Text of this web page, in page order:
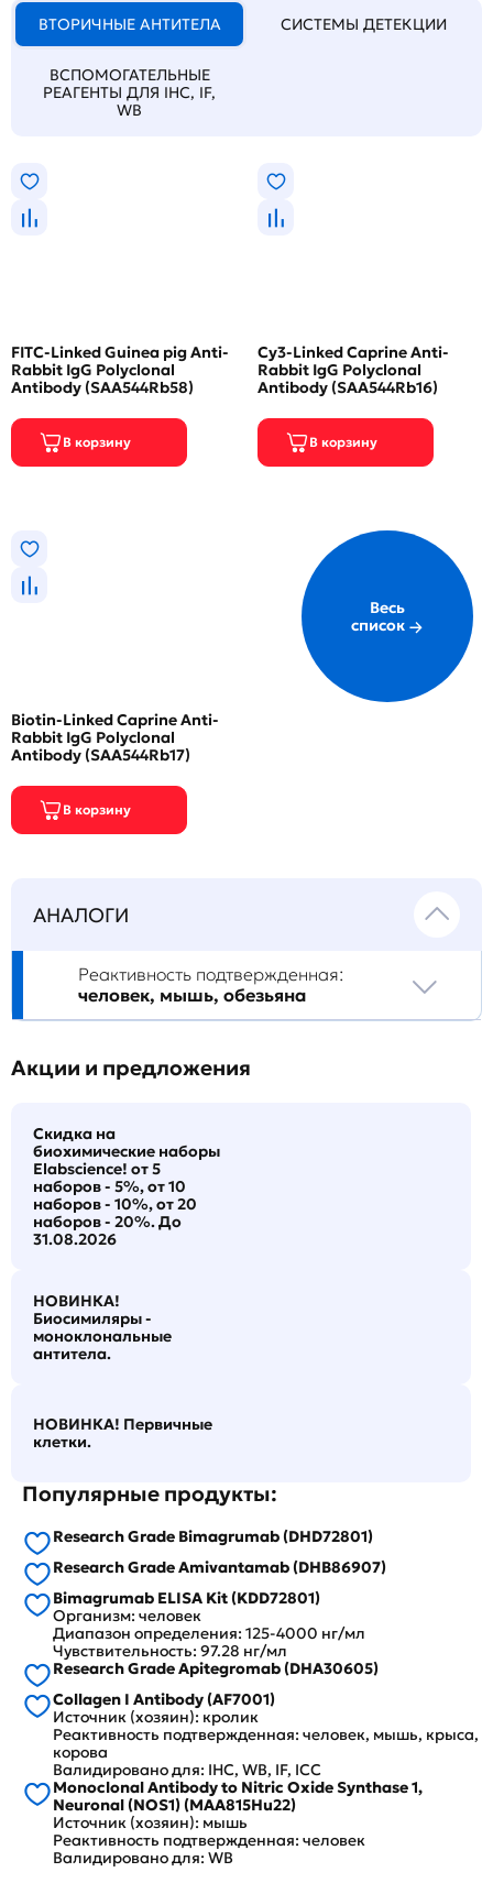
ВТОРИЧНЫЕ АНТИТЕЛА СИСТЕМЫ ДЕТЕКЦИИ
ВСПОМОГАТЕЛЬНЫЕ
РЕАГЕНТЫ ДЛЯ IHC, IF,
WB
FITC-Linked Guinea pig Anti-
Rabbit IgG Polyclonal
Antibody (SAA544Rb58)
Cy3-Linked Caprine Anti-
Rabbit IgG Polyclonal
Antibody (SAA544Rb16)
Biotin-Linked Caprine Anti-
Rabbit IgG Polyclonal
Antibody (SAA544Rb17)
Весь
список
АНАЛОГИ
Реактивность подтвержденная:
человек, мышь, обезьяна
Акции и предложения
Скидка на
биохимические наборы
Elabscience! от 5
наборов - 5%, от 10
наборов - 10%, от 20
наборов - 20%. До
31.08.2026
НОВИНКА!
Биосимиляры -
моноклональные
антитела.
НОВИНКА! Первичные
клетки.
Популярные продукты:
Research Grade Bimagrumab (DHD72801)
Research Grade Amivantamab (DHB86907)
Bimagrumab ELISA Kit (KDD72801)
Организм: человек
Диапазон определения: 125-4000 нг/мл
Чувствительность: 97.28 нг/мл
Research Grade Apitegromab (DHA30605)
Collagen I Antibody (AF7001)
Источник (хозяин): кролик
Реактивность подтвержденная: человек, мышь, крыса,
корова
Валидировано для: IHC, WB, IF, ICC
Monoclonal Antibody to Nitric Oxide Synthase 1,
Neuronal (NOS1) (MAA815Hu22)
Источник (хозяин): мышь
Реактивность подтвержденная: человек
Валидировано для: WB